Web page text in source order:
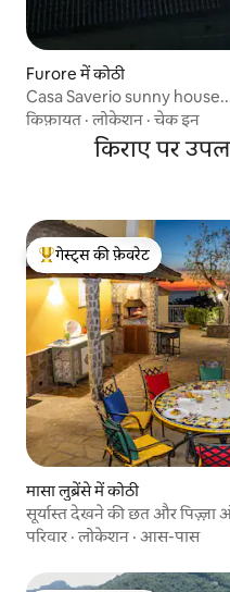
Furore में कोठी
Casa Saverio sunny
किफ़ायत ·लोकेशन ·चेक इन
किराए पर
गेस्ट्स का टॉप फ़ेवरेट
गेस्ट्स की फ़ेवरेट
मासा लुब्रेंसे में कोठी
सूर्यास्त देखने की छत और पिज़्ज़ा
परिवार ·लोकेशन · आस-पास